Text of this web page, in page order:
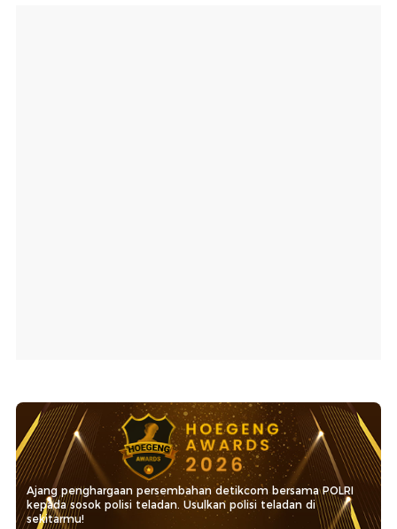
Ajang penghargaan persembahan detikcom bersama POLRI
kepada sosok polisi teladan. Usulkan polisi teladan di
sekitarmu!